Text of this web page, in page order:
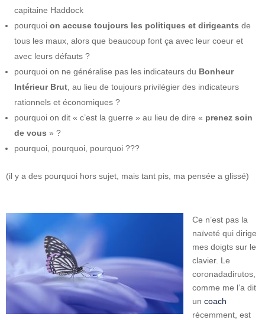
capitaine Haddock
pourquoi on accuse toujours les politiques et dirigeants de
tous les maux, alors que beaucoup font ça avec leur coeur et
avec leurs défauts ?
pourquoi on ne généralise pas les indicateurs du Bonheur
Intérieur Brut , au lieu de toujours privilégier des indicateurs
rationnels et économiques ?
pourquoi on dit « c’est la guerre » au lieu de dire « prenez soin
de vous » ?
pourquoi, pourquoi, pourquoi ???
(il y a des pourquoi hors sujet, mais tant pis, ma pensée a glissé)
Ce n’est pas la
naïveté qui dirige
mes doigts sur le
clavier. Le
coronadadirutos,
comme me l’a dit
un coach
récemment, est